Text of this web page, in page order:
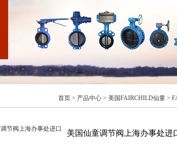
首页 > 产品中心 > 美国FAIRCHILD仙童 >
美国仙童调节阀上海办事处进